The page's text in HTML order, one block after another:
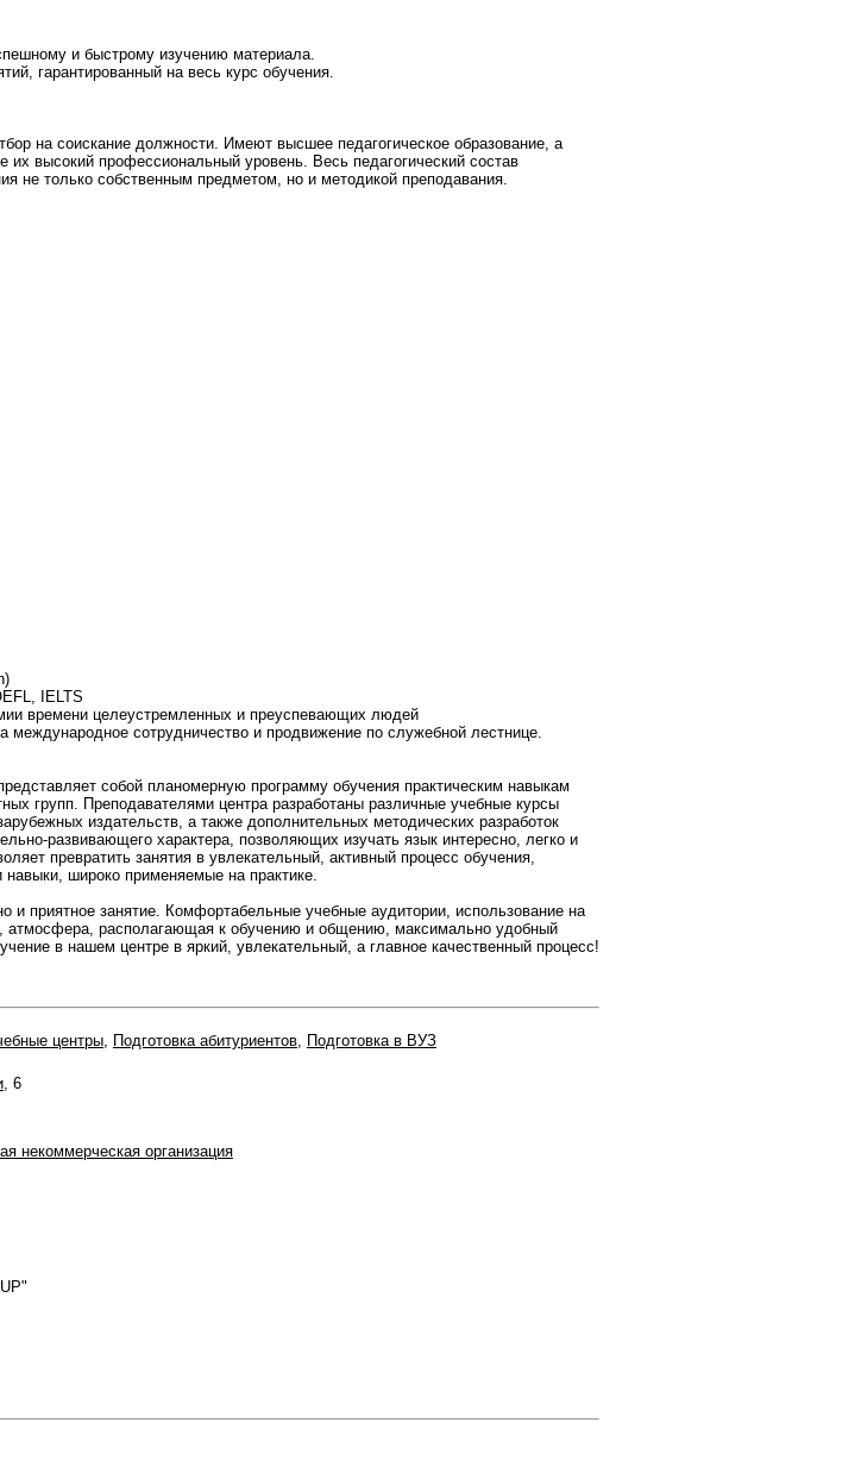
и быстрому изучению материала.
гарантированный на весь курс обучения.
на соискание должности. Имеют высшее педагогическое образование, а
высокий профессиональный уровень. Весь педагогический состав
не только собственным предметом, но и методикой преподавания.
IELTS
времени целеустремленных и преуспевающих людей
международное сотрудничество и продвижение по служебной лестнице.
собой планомерную программу обучения практическим навыкам
групп. Преподавателями центра разработаны различные учебные курсы
издательств, а также дополнительных методических разработок
развивающего характера, позволяющих изучать язык интересно, легко и
превратить занятия в увлекательный, активный процесс обучения,
широко применяемые на практике.
и приятное занятие. Комфортабельные учебные аудитории, использование на
атмосфера, располагающая к обучению и общению, максимально удобный
в нашем центре в яркий, увлекательный, а главное качественный процесс!
центры, Подготовка абитуриентов, Подготовка в ВУЗ
, 6
некоммерческая организация